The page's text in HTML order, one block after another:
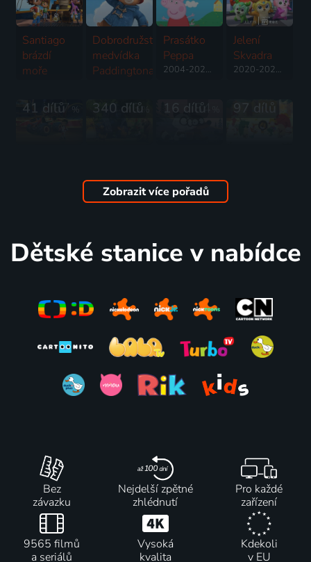
Santiago
brázdí
moře
Dobrodružství
medvídka
Paddingtona
Prasátko
Peppa
2004-2025 | Velká Británie | Animovaný, Dobrodružný, Komedie, Rodinný
Jelení
Skvadra
2020-2025 | USA, Čína | Akční, Animovaný, Dobrodružný, Komedie, Rodinný, Science Fiction
57
41 dílů 73%
340 dílů
2013-2020 | Francie, USA | Animovaný, Dobrodružný, Rodinný
84
16 dílů
Pompon
2020 | Francie | Animovaný, Rodinný
97 dílů
2016-2024 | Francie | Animovaný, Dobrodružný, Komedie, Rodinný
příběhy
2018-2024 | USA | Animovaný, Dobrodružný, Drama, Fantasy, Komedie, Pohádka, Rodinný, Akční, Science Fiction
40%
43 dílů 77 %
78 dílů
Všemocný
79%
43 dílů
Lamput
47
4 díly
Alvin a
79
56 dílů
Muchomůrek
a Muchlíci
2020-2024 | Francie | Animovaný, Dobrodružný, Fantasy, Komedie, Pohádka, Rodinný
118 dílů
Večerníček
57 dílů
Artur a
spoločenstvo
okrúhleho
55
Hurá do
džungle
Zobrazit více pořadů
Dětské stanice v nabídce
Bez
závazku
Nejdelší zpětné
zhlédnutí
Pro každé
zařízení
9565 filmů
a seriálů
Vysoká
kvalita
Kdekoli
v EU